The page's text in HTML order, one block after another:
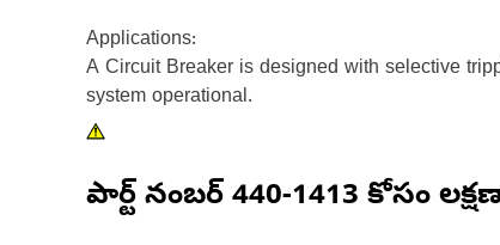
Applications:
A Circuit Breaker is designed with selective
system operational.
పార్ట్ నంబర్ 440-1413 కోసం